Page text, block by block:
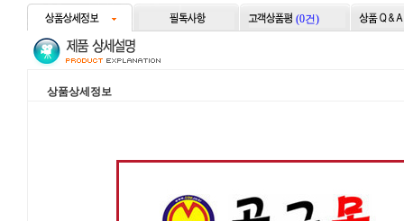
(0건)
상품상세정보